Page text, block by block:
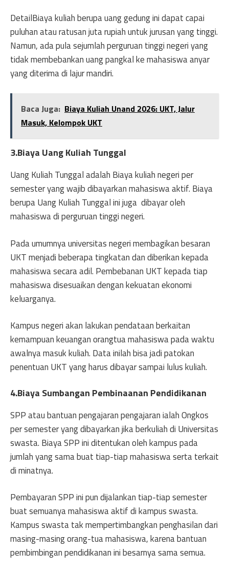
DetailBiaya kuliah berupa uang gedung ini dapat capai
puluhan atau ratusan juta rupiah untuk jurusan yang tinggi.
Namun, ada pula sejumlah perguruan tinggi negeri yang
tidak membebankan uang pangkal ke mahasiswa anyar
yang diterima di lajur mandiri.
Baca Juga: Biaya Kuliah Unand 2026: UKT, Jalur
Masuk, Kelompok UKT
3.Biaya Uang Kuliah Tunggal
Uang Kuliah Tunggal adalah Biaya kuliah negeri per
semester yang wajib dibayarkan mahasiswa aktif. Biaya
berupa Uang Kuliah Tunggal ini juga dibayar oleh
mahasiswa di perguruan tinggi negeri.
Pada umumnya universitas negeri membagikan besaran
UKT menjadi beberapa tingkatan dan diberikan kepada
mahasiswa secara adil. Pembebanan UKT kepada tiap
mahasiswa disesuaikan dengan kekuatan ekonomi
keluarganya.
Kampus negeri akan lakukan pendataan berkaitan
kemampuan keuangan orangtua mahasiswa pada waktu
awalnya masuk kuliah. Data inilah bisa jadi patokan
penentuan UKT yang harus dibayar sampai lulus kuliah.
4.Biaya Sumbangan Pembinaanan Pendidikanan
SPP atau bantuan pengajaran pengajaran ialah Ongkos
per semester yang dibayarkan jika berkuliah di Universitas
swasta. Biaya SPP ini ditentukan oleh kampus pada
jumlah yang sama buat tiap-tiap mahasiswa serta terkait
di minatnya.
Pembayaran SPP ini pun dijalankan tiap-tiap semester
buat semuanya mahasiswa aktif di kampus swasta.
Kampus swasta tak mempertimbangkan penghasilan dari
masing-masing orang-tua mahasiswa, karena bantuan
pembimbingan pendidikanan ini besarnya sama semua.